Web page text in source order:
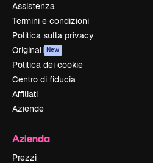
Assistenza
Termini e condizioni
Politica sulla privacy
Originali New
Politica dei cookie
Centro di fiducia
Affiliati
Aziende
Azienda
Prezzi